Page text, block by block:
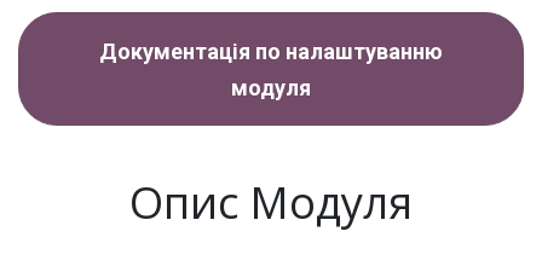
Документація по налаштуванню
модуля
Опис Модуля